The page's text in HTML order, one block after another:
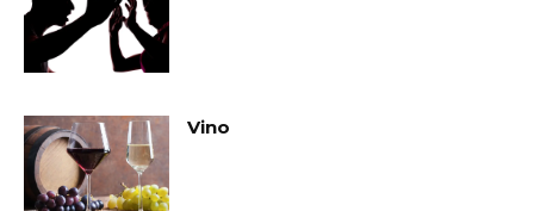
Vino